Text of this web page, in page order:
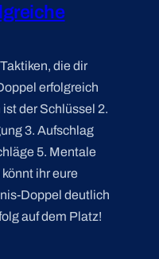
die dir
erfolgreich
der Schlüssel 2.
3. Aufschlag
5. Mentale
ihr eure
Doppel deutlich
auf dem Platz!